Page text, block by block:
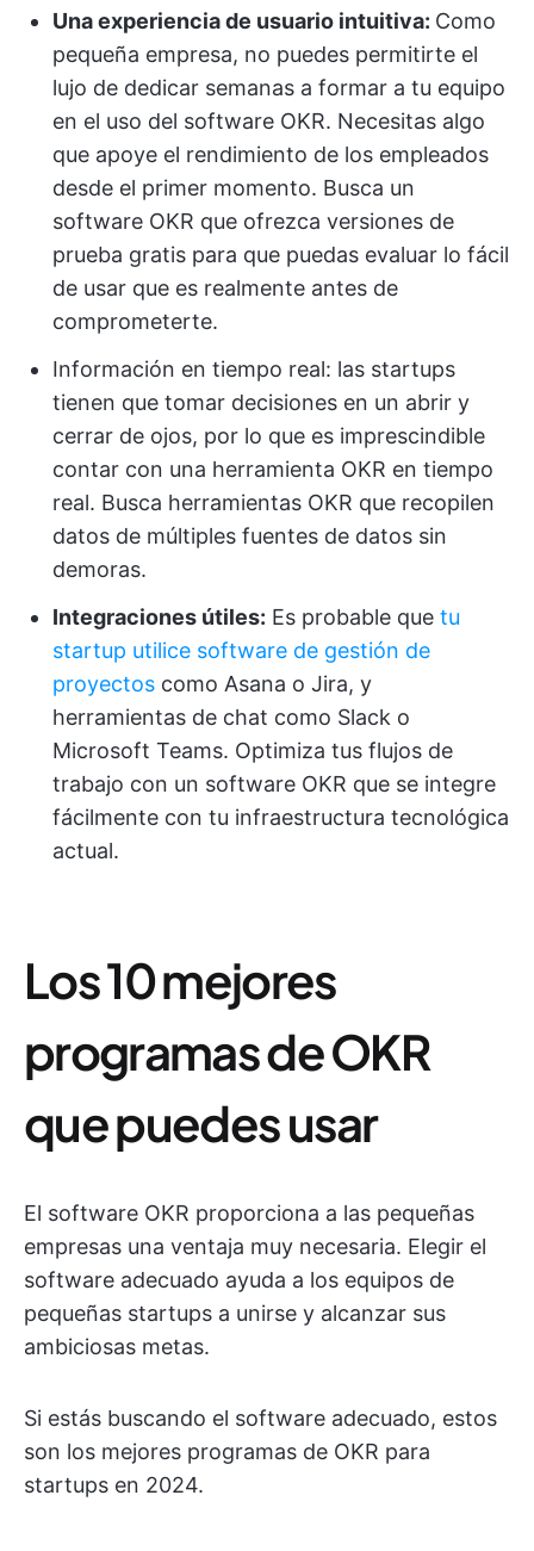
Una experiencia de usuario intuitiva: Como
pequeña empresa, no puedes permitirte el
lujo de dedicar semanas a formar a tu equipo
en el uso del software OKR. Necesitas algo
que apoye el rendimiento de los empleados
desde el primer momento. Busca un
software OKR que ofrezca versiones de
prueba gratis para que puedas evaluar lo fácil
de usar que es realmente antes de
comprometerte.
Información en tiempo real: las startups
tienen que tomar decisiones en un abrir y
cerrar de ojos, por lo que es imprescindible
contar con una herramienta OKR en tiempo
real. Busca herramientas OKR que recopilen
datos de múltiples fuentes de datos sin
demoras.
Integraciones útiles: Es probable que tu
startup utilice software de gestión de
proyectos como Asana o Jira, y
herramientas de chat como Slack o
Microsoft Teams. Optimiza tus flujos de
trabajo con un software OKR que se integre
fácilmente con tu infraestructura tecnológica
actual.
Los 10 mejores
programas de OKR
que puedes usar
El software OKR proporciona a las pequeñas
empresas una ventaja muy necesaria. Elegir el
software adecuado ayuda a los equipos de
pequeñas startups a unirse y alcanzar sus
ambiciosas metas.
Si estás buscando el software adecuado, estos
son los mejores programas de OKR para
startups en 2024.